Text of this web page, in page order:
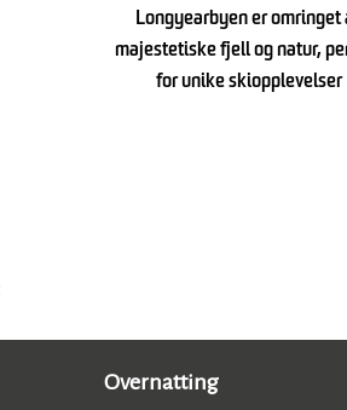
Longyearbyen er omringet
majestetiske fjell og natur,
for unike skiopplevelser
Overnatting